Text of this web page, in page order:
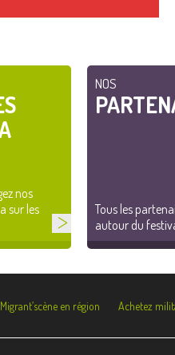
nos
sur les
NOS
Tous les
autour du
Migrant’scène en région Achetez